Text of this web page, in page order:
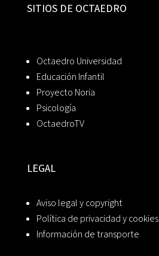
SITIOS DE OCTAEDRO
Octaedro Universidad
Educación Infantil
Proyecto Noria
Psicología
OctaedroTV
LEGAL
Aviso legal y copyright
Política de privacidad y cookies
Información de transporte